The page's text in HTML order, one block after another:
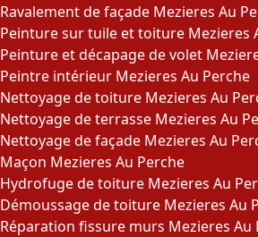
Ravalement de façade Mezieres Au
Peinture sur tuile et toiture Mezieres
Peinture et décapage de volet
Peintre intérieur Mezieres Au Perche
Nettoyage de toiture Mezieres Au
Nettoyage de terrasse Mezieres Au
Nettoyage de façade Mezieres Au
Maçon Mezieres Au Perche
Hydrofuge de toiture Mezieres Au
Démoussage de toiture Mezieres Au
Réparation fissure murs Mezieres Au